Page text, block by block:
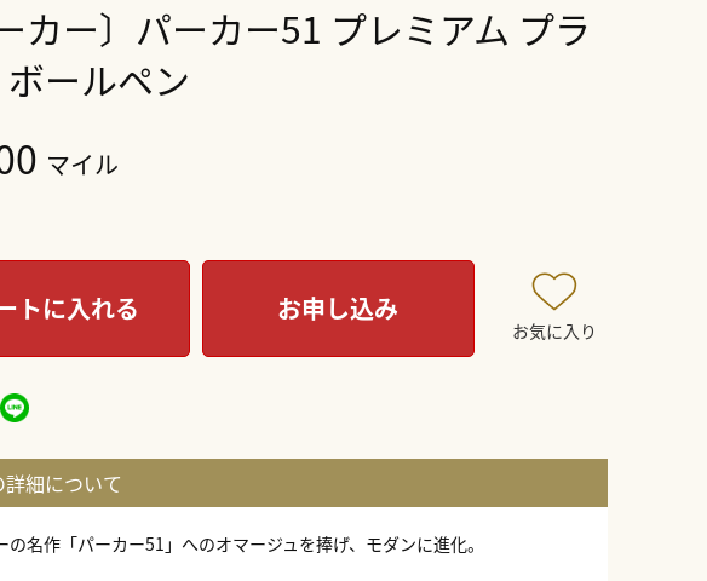
ーカー〕パーカー51 プレミアム プラ
ボールペン
マイル
トに入れる お申し込み
お気に入り
の名作「パーカー51」へのオマージュを捧げ、モダンに進化。